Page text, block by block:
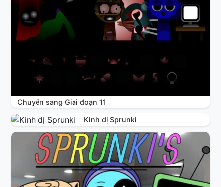
Chuyển sang Giai đoạn 11
Kinh dị Sprunki